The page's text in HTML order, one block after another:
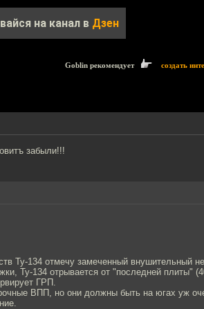
на канал в Дзен
Goblin рекомендует создать
забыли!!!
Ту-134 отмечу замеченный внушительный
Ту-134 отрывается от "последней плиты"
ГРП.
ВПП, но они должны быть на югах уж